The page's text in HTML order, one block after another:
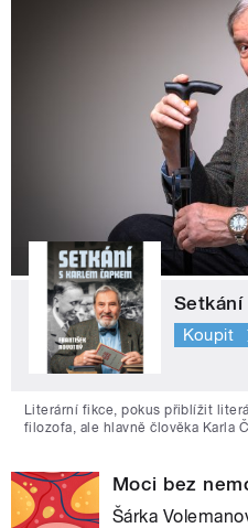
Setkání
Koupit
Literární fikce, pokus přiblížit
filozofa, ale hlavně člověka Karla
Moci bez
Šárka